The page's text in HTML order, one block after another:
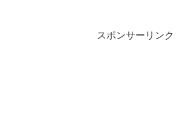
スポンサーリンク